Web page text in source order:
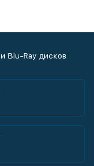
Blu-Ray дисков